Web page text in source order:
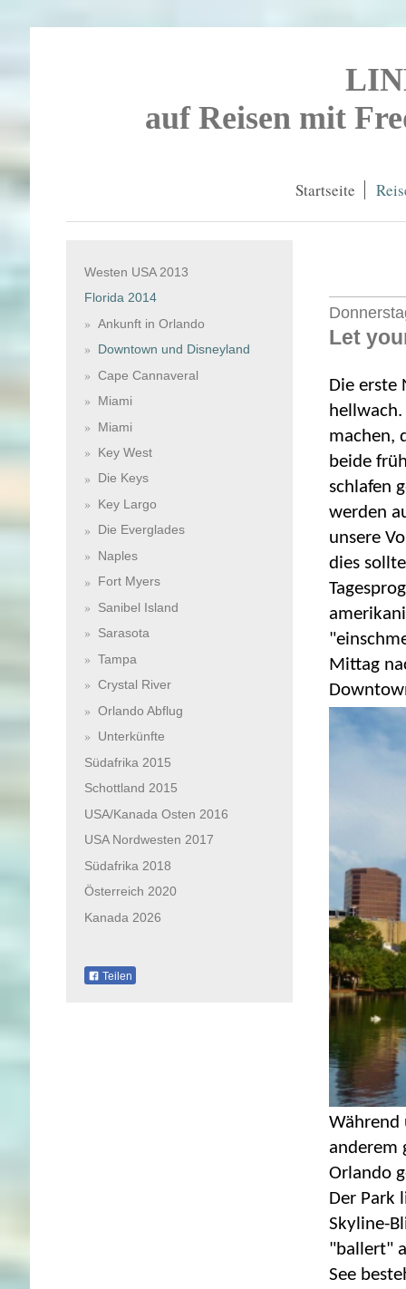
auf Reisen mit
Startseite
Let
Die erste
machen,
beide
schlafen
werden
unsere
dies
Mittag
Während
anderem
Orlando
Der Park
Skyline-
"ballert"
See
Westen USA 2013
Florida 2014
Ankunft in Orlando
Downtown und Disneyland
Cape Cannaveral
Miami
Miami
Key West
Die Keys
Key Largo
Die Everglades
Naples
Fort Myers
Sanibel Island
Sarasota
Tampa
Crystal River
Orlando Abflug
Unterkünfte
Südafrika 2015
Schottland 2015
USA/Kanada Osten 2016
USA Nordwesten 2017
Südafrika 2018
Österreich 2020
Kanada 2026
Teilen